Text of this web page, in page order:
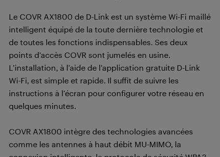
Le COVR AX1800 de D-Link est un système Wi-Fi maillé
intelligent équipé de la toute dernière technologie et
de toutes les fonctions indispensables. Ses deux
points d’accès COVR sont jumelés en usine.
L’installation, à l’aide de l’application gratuite D-Link
Wi-Fi, est simple et rapide. Il suffit de suivre les
instructions à l’écran pour configurer votre réseau en
quelques minutes.
COVR AX1800 intègre des technologies avancées
comme les antennes à haut débit MU-MIMO, la